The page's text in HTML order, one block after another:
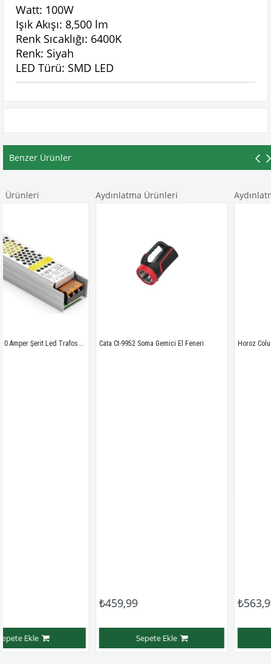
Watt: 100W
Işık Akışı: 8,500 lm
Renk Sıcaklığı: 6400K
Renk: Siyah
LED Türü: SMD LED
Benzer Ürünler
Cata CT-2576 10 Amper Şerit Led Trafosu 120W Slim Model 3 Çip
Aydınlatma Ürünleri
Cata Ct-9952 Soma Gemici El Feneri
Aydınlatma Ürünleri